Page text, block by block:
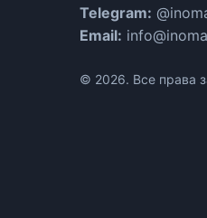
Telegram:
Email:
© 2026. Все права